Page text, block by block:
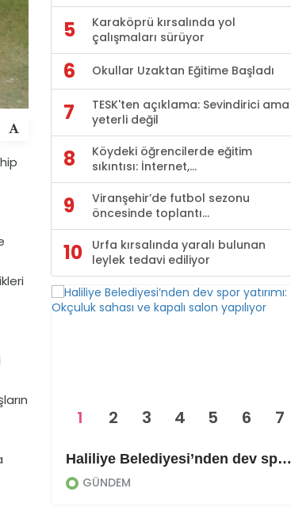
5
Karaköprü kırsalında yol
çalışmaları sürüyor
6 Okullar Uzaktan Eğitime Başladı
7
TESK'ten açıklama: Sevindirici ama
yeterli değil
8
Köydeki öğrencilerde eğitim
sıkıntısı: İnternet,...
9
Viranşehir’de futbol sezonu
öncesinde toplantı...
10
Urfa kırsalında yaralı bulunan
leylek tedavi ediliyor
Haliliye Belediyesi’nden dev spor yatırımı: Okçuluk sahası ve kapalı salon yapılıyor
GÜNDEM
1 2 3 4 5 6 7